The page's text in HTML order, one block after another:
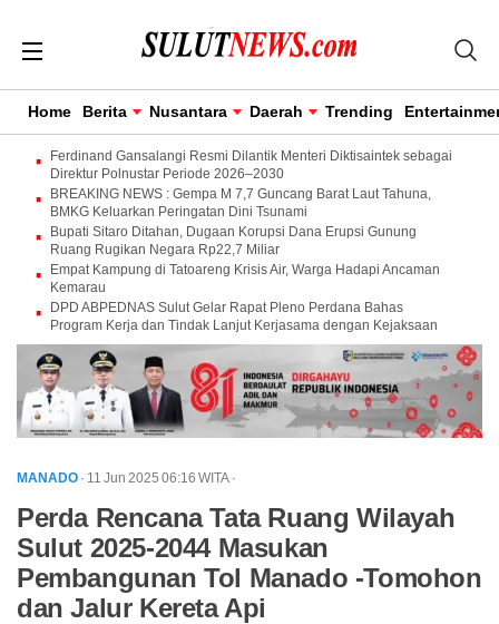
Home Berita Nusantara Daerah Trending
Ferdinand Gansalangi Resmi Dilantik Menteri Diktisaintek sebagai
Direktur Polnustar Periode 2026–2030
BREAKING NEWS : Gempa M 7,7 Guncang Barat Laut Tahuna,
BMKG Keluarkan Peringatan Dini Tsunami
Bupati Sitaro Ditahan, Dugaan Korupsi Dana Erupsi Gunung
Ruang Rugikan Negara Rp22,7 Miliar
Empat Kampung di Tatoareng Krisis Air, Warga Hadapi Ancaman
Kemarau
DPD ABPEDNAS Sulut Gelar Rapat Pleno Perdana Bahas
Program Kerja dan Tindak Lanjut Kerjasama dengan Kejaksaan
MANADO · 11 Jun 2025 06:16 WITA ·
Perda Rencana Tata Ruang Wilayah
Sulut 2025-2044 Masukan
Pembangunan Tol Manado -Tomohon
dan Jalur Kereta Api